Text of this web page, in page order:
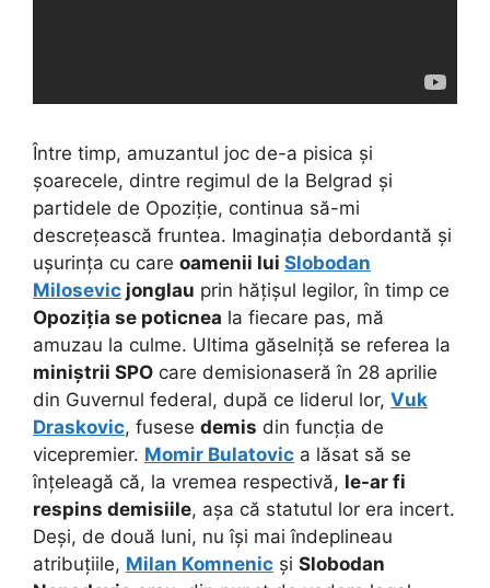
Între timp, amuzantul joc de-a pisica și
șoarecele, dintre regimul de la Belgrad și
partidele de Opoziție, continua să-mi
descrețească fruntea. Imaginația debordantă și
ușurința cu care oamenii lui Slobodan
Milosevic jonglau prin hățișul legilor, în timp ce
Opoziția se poticnea la fiecare pas, mă
amuzau la culme. Ultima găselniță se referea la
miniștrii SPO care demisionaseră în 28 aprilie
din Guvernul federal, după ce liderul lor, Vuk
Draskovic, fusese demis din funcția de
vicepremier. Momir Bulatovic a lăsat să se
înțeleagă că, la vremea respectivă, le-ar fi
respins demisiile, așa că statutul lor era incert.
Deși, de două luni, nu își mai îndeplineau
atribuțiile, Milan Komnenic și Slobodan